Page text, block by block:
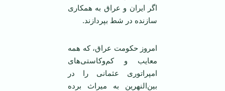
اگر ايران و عراق به همکاری
سازنده در شط بپردازند.
امروز حکومت عراق، که همه
معايب و کم‌وکاستی‌های
امپراتوری عثمانی را در
بين‌النهرين به ميراث برده